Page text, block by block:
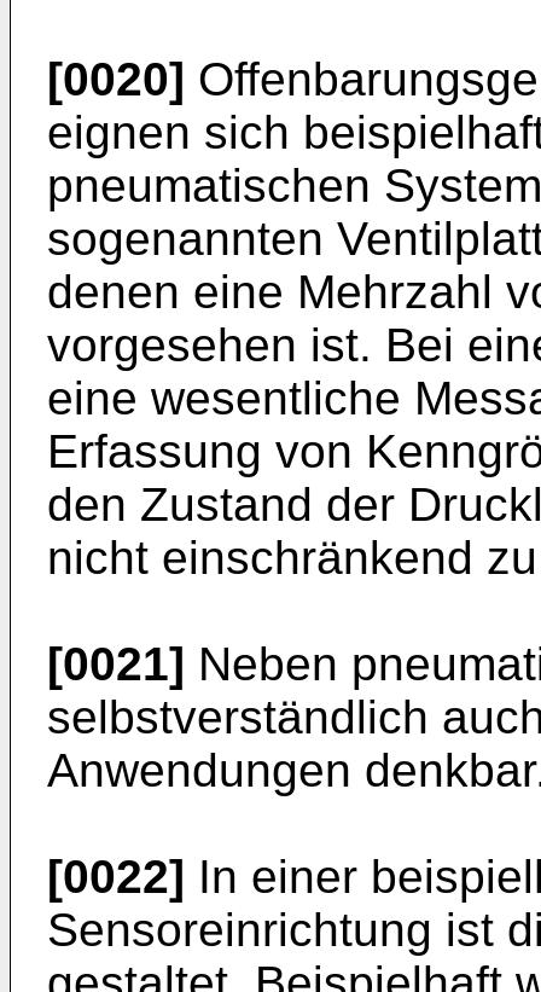
[0020]
eignen sich
pneumatischen
sogenannten
denen eine Mehrzahl
vorgesehen ist. Bei
eine wesentliche
Erfassung von
den Zustand der
nicht einschränkend
[0021] Neben
selbstverständlich
Anwendungen
[0022] In einer
Sensoreinrichtung ist